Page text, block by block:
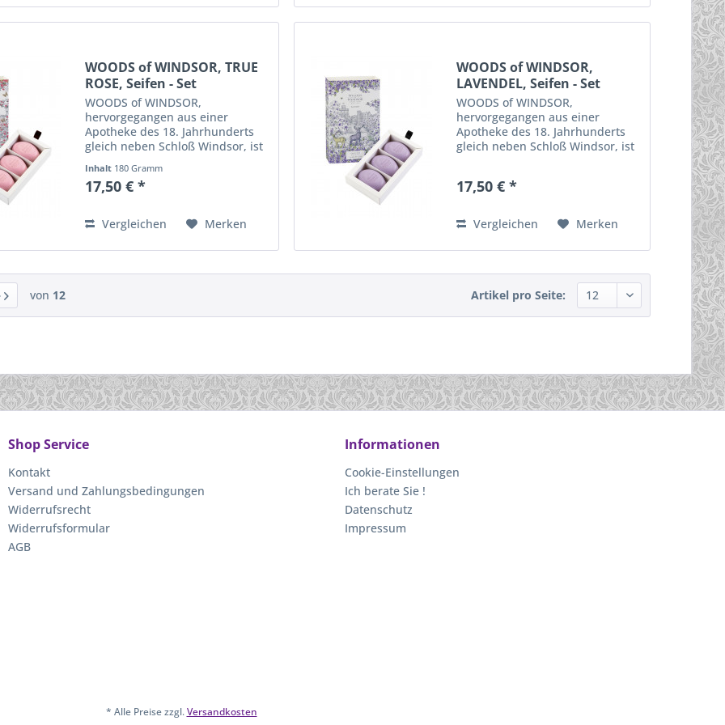
WOODS of WINDSOR, TRUE
ROSE, Seifen - Set
WOODS of WINDSOR,
hervorgegangen aus einer
Apotheke des 18. Jahrhunderts
gleich neben Schloß Windsor, ist
die ihre Inspiration aus der
schönen Landschaft um Windsor
englischer...
Inhalt 180 Gramm
17,50 € *
Vergleichen Merken
WOODS of WINDSOR,
LAVENDEL, Seifen - Set
WOODS of WINDSOR,
hervorgegangen aus einer
Apotheke des 18. Jahrhunderts
gleich neben Schloß Windsor, ist
schönen Landschaft um Windsor
englischer...
17,50 € *
Vergleichen Merken
von 12 Artikel pro Seite:
Shop Service
Kontakt
Versand und Zahlungsbedingungen
Widerrufsrecht
Widerrufsformular
AGB
Informationen
Cookie-Einstellungen
Ich berate Sie !
Datenschutz
Impressum
* Alle Preise zzgl.Versandkosten